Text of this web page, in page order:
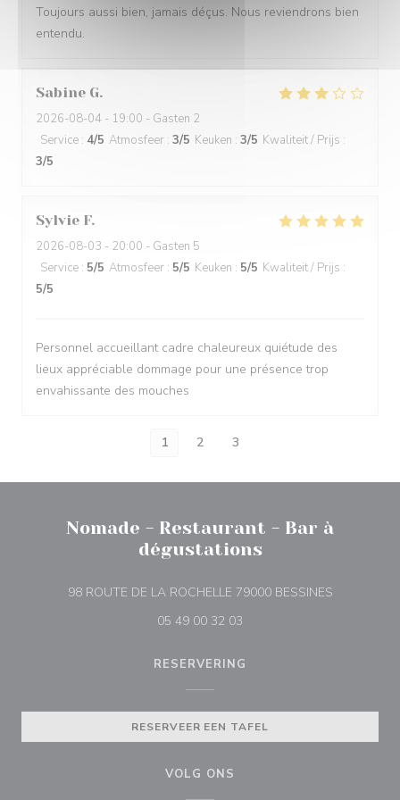
Toujours aussi bien, jamais déçus. Nous reviendrons bien
entendu.
Sabine G
2026-08-04 - 19:00 - Gasten 2
Service : 4/5 Atmosfeer : 3/5 Keuken : 3/5 Kwaliteit / Prijs :
3/5
Sylvie F
2026-08-03 - 20:00 - Gasten 5
Service : 5/5 Atmosfeer : 5/5 Keuken : 5/5 Kwaliteit / Prijs :
5/5
Personnel accueillant cadre chaleureux quiétude des
lieux appréciable dommage pour une présence trop
envahissante des mouches
1 2 3
Nomade - Restaurant - Bar à
dégustations
98 ROUTE DE LA ROCHELLE 79000 BESSINES((opent in
05 49 00 32 03
RESERVERING
RESERVEER EEN TAFEL
VOLG ONS